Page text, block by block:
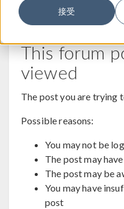
接受
This forum
viewed
The post you are trying
Possible reasons:
You may not be
The post may
The post may be
You may have
post